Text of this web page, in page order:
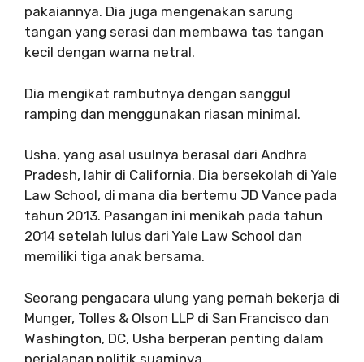
pakaiannya. Dia juga mengenakan sarung
tangan yang serasi dan membawa tas tangan
kecil dengan warna netral.
Dia mengikat rambutnya dengan sanggul
ramping dan menggunakan riasan minimal.
Usha, yang asal usulnya berasal dari Andhra
Pradesh, lahir di California. Dia bersekolah di Yale
Law School, di mana dia bertemu JD Vance pada
tahun 2013. Pasangan ini menikah pada tahun
2014 setelah lulus dari Yale Law School dan
memiliki tiga anak bersama.
Seorang pengacara ulung yang pernah bekerja di
Munger, Tolles & Olson LLP di San Francisco dan
Washington, DC, Usha berperan penting dalam
perjalanan politik suaminya.